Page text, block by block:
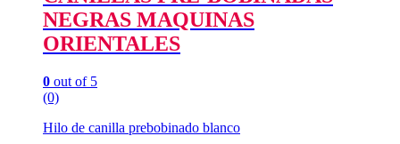
NEGRAS MAQUINAS
ORIENTALES
0 out of 5
(0)
Hilo de canilla prebobinado blanco